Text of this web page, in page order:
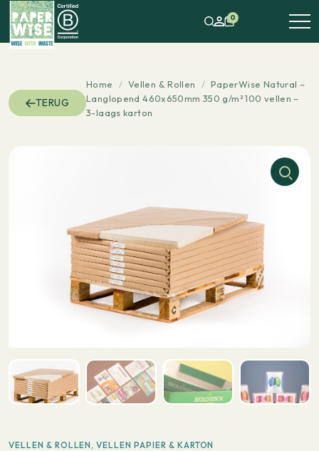
0
TERUG
Home / Vellen & Rollen / PaperWise Natural –
Langlopend 460x650mm 350 g/m² 100 vellen –
3-laags karton
VELLEN & ROLLEN ,VELLEN PAPIER & KARTON